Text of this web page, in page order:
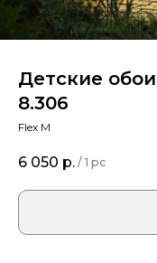
Детские
8.306
Flex M
6 050 р. / 1 pc